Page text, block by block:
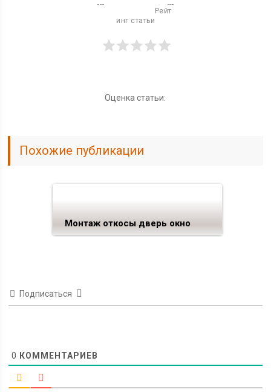
инг статьи
Оценка статьи:
Похожие публикации
Монтаж откосы дверь окно
Подписаться
0 КОММЕНТАРИЕВ